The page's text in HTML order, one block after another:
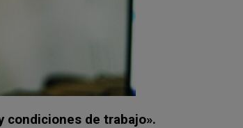
condiciones de trabajo».